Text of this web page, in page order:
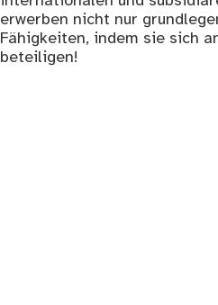
erwerben nicht nur
Fähigkeiten, indem sie sich
beteiligen!